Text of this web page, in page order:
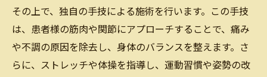
その上で、独自の手技による施術を行います。この手技
は、患者様の筋肉や関節にアプローチすることで、痛み
や不調の原因を除去し、身体のバランスを整えます。さ
らに、ストレッチや体操を指導し、運動習慣や姿勢の改